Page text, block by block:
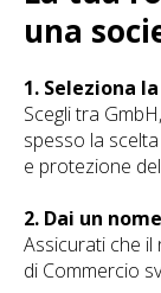
una
1. Seleziona
Scegli tra
spesso la
e protezione
2. Dai un
Assicurati che
di Commercio